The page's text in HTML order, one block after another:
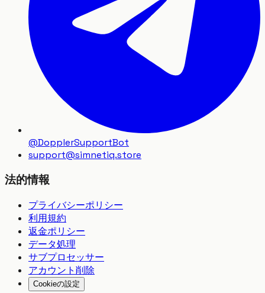
@DopplerSupportBot
support@simnetiq.store
法的情報
プライバシーポリシー
利用規約
返金ポリシー
データ処理
サブプロセッサー
アカウント削除
Cookieの設定